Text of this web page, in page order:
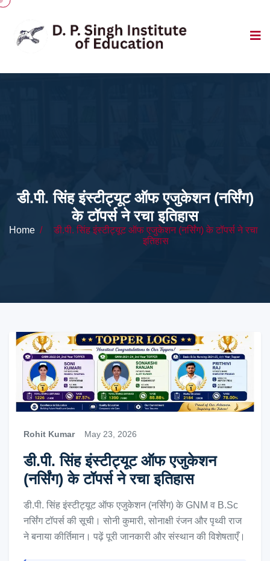
डी.पी. सिंह इंस्टीट्यूट ऑफ एजुकेशन (नर्सिंग)
के टॉपर्स ने रचा इतिहास
Home /
डी.पी. सिंह इंस्टीट्यूट ऑफ एजुकेशन (नर्सिंग) के टॉपर्स ने रचा
इतिहास
Rohit Kumar May 23, 2026
डी.पी. सिंह इंस्टीट्यूट ऑफ एजुकेशन
(नर्सिंग) के टॉपर्स ने रचा इतिहास
डी.पी. सिंह इंस्टीट्यूट ऑफ एजुकेशन (नर्सिंग) के GNM व B.Sc
नर्सिंग टॉपर्स की सूची। सोनी कुमारी, सोनाक्षी रंजन और पृथ्वी राज
ने बनाया कीर्तिमान। पढ़ें पूरी जानकारी और संस्थान की विशेषताएँ।